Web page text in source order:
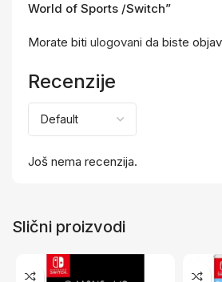
Recenzije
Još nema recenzija.
World of Sports /Switch”
Morate biti ulogovani da biste
Slični proizvodi